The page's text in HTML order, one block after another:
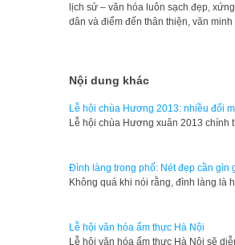
lịch sử – văn hóa luôn sạch đẹp,
dân và điểm đến thân thiện, văn
Nội dung khác
Lễ hội chùa Hương 2013: nhiều đổi
​Lễ hội chùa Hương xuân 2013
Đình làng trong phố: Nét đẹp cần gìn
Không quá khi nói rằng, đình làng là
Lễ hội văn hóa ẩm thực Hà Nội
Lễ hội văn hóa ẩm thực Hà Nội sẽ